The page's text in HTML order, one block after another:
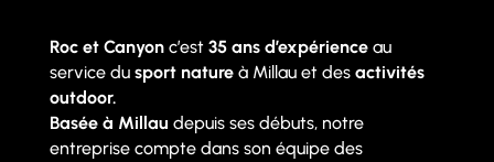
Roc et Canyonc’est 35 ans d’expérienceau
service du sport natureà Millau et des activités
outdoor.
Basée à Millau depuis ses débuts, notre
entreprise compte dans son équipe des